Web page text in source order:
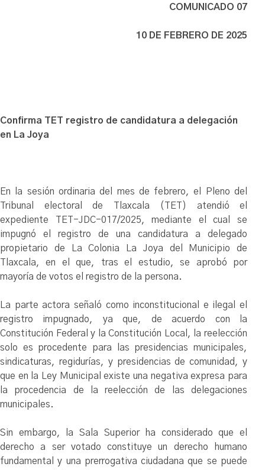
COMUNICADO 07
10 DE FEBRERO DE 2025
Confirma TET registro de candidatura a delegación
en La Joya
En la sesión ordinaria del mes de febrero, el Pleno del
Tribunal electoral de Tlaxcala (TET) atendió el
expediente TET-JDC-017/2025, mediante el cual se
impugnó el registro de una candidatura a delegado
propietario de La Colonia La Joya del Municipio de
Tlaxcala, en el que, tras el estudio, se aprobó por
mayoría de votos el registro de la persona.
La parte actora señaló como inconstitucional e ilegal el
registro impugnado, ya que, de acuerdo con la
Constitución Federal y la Constitución Local, la reelección
solo es procedente para las presidencias municipales,
sindicaturas, regidurías, y presidencias de comunidad, y
que en la Ley Municipal existe una negativa expresa para
la procedencia de la reelección de las delegaciones
municipales.
Sin embargo, la Sala Superior ha considerado que el
derecho a ser votado constituye un derecho humano
fundamental y una prerrogativa ciudadana que se puede